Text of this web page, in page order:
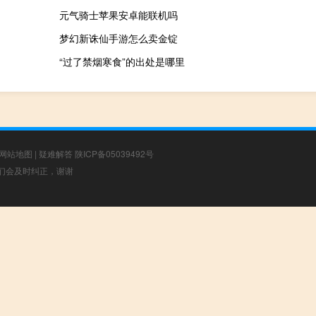
元气骑士苹果安卓能联机吗
梦幻新诛仙手游怎么卖金锭
“过了禁烟寒食”的出处是哪里
站地图 | 疑难解答 陕ICP备05039492号
会及时纠正，谢谢